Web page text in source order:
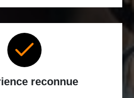
reconnue